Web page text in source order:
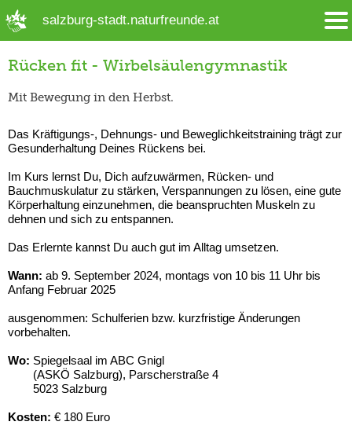
salzburg-stadt.naturfreunde.at
Rücken fit - Wirbelsäulengymnastik
Mit Bewegung in den Herbst.
Das Kräftigungs-, Dehnungs- und Beweglichkeitstraining trägt zur
Gesunderhaltung Deines Rückens bei.
Im Kurs lernst Du, Dich aufzuwärmen, Rücken- und
Bauchmuskulatur zu stärken, Verspannungen zu lösen, eine gute
Körperhaltung einzunehmen, die beanspruchten Muskeln zu
dehnen und sich zu entspannen.
Das Erlernte kannst Du auch gut im Alltag umsetzen.
Wann: ab 9. September 2024, montags von 10 bis 11 Uhr bis
Anfang Februar 2025
ausgenommen: Schulferien bzw. kurzfristige Änderungen
vorbehalten.
Wo: Spiegelsaal im ABC Gnigl
(ASKÖ Salzburg), Parscherstraße 4
5023 Salzburg
Kosten: € 180 Euro